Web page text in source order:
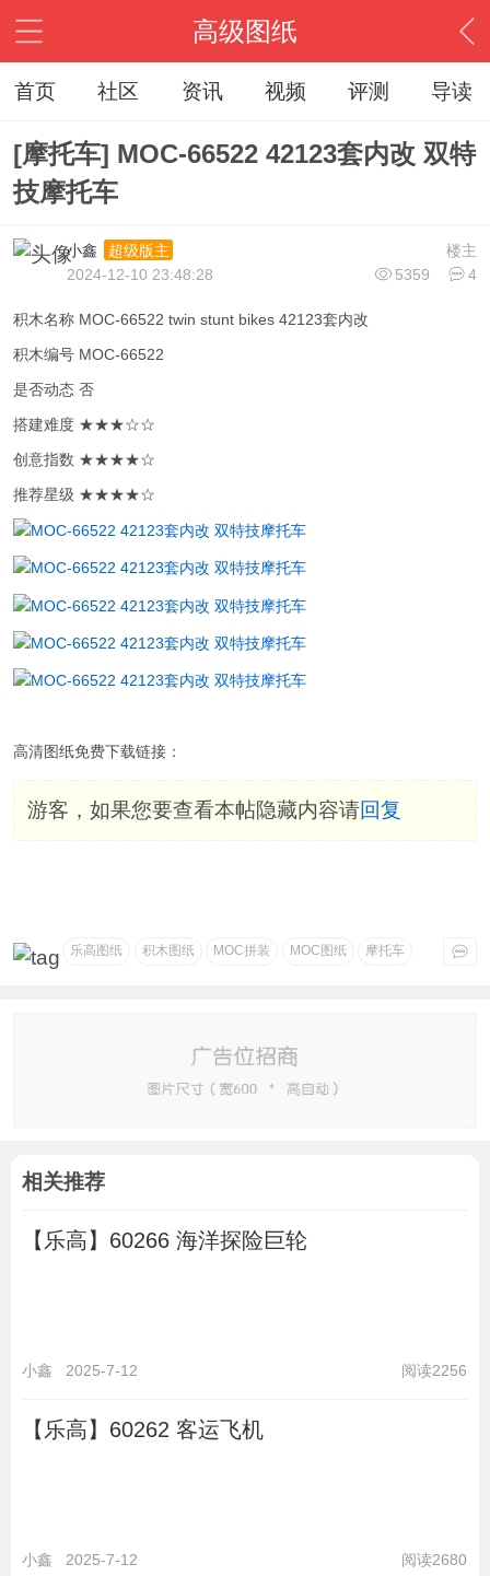
高级图纸
首页 社区 资讯 视频 评测 导读
[摩托车] MOC-66522 42123套内改 双特
技摩托车
楼主
小鑫
超级版主
5359
4
2024-12-10 23:48:28
积木名称 MOC-66522 twin stunt bikes 42123套内改
积木编号 MOC-66522
是否动态 否
搭建难度 ★★★☆☆
创意指数 ★★★★☆
推荐星级 ★★★★☆
高清图纸免费下载链接：
游客，如果您要查看本帖隐藏内容请回复
乐高图纸 积木图纸 MOC拼装 MOC图纸 摩托车
相关推荐
【乐高】60266 海洋探险巨轮
小鑫 2025-7-12 阅读2256
【乐高】60262 客运飞机
小鑫 2025-7-12 阅读2680